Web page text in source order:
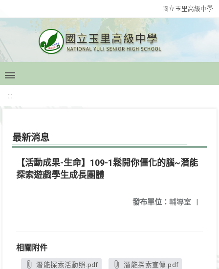
國立玉里高級中學
:::
最新消息
【活動成果-生命】109-1鬆開你僵化的腦~潛能
探索遊戲學生成長團體
發布單位： 輔導室 |
相關附件
潛能探索活動照.pdf 潛能探索宣傳.pdf